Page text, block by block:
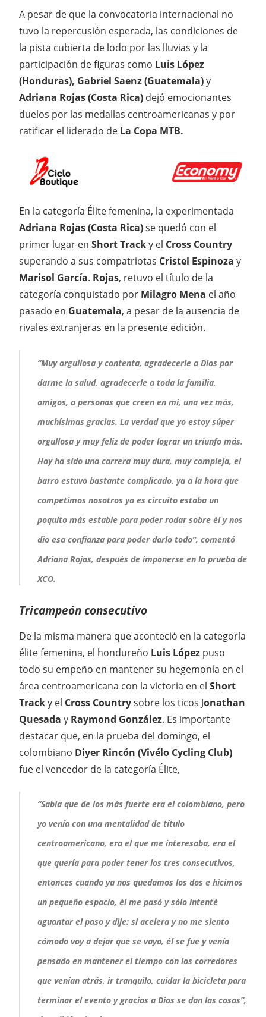
A pesar de que la convocatoria internacional no
tuvo la repercusión esperada, las condiciones de
la pista cubierta de lodo por las lluvias y la
participación de figuras como Luis López
(Honduras), Gabriel Saenz (Guatemala)y
Adriana Rojas (Costa Rica) dejó emocionantes
duelos por las medallas centroamericanas y por
ratificar el liderado de La Copa MTB.
En la categoría Élite femenina, la experimentada
Adriana Rojas (Costa Rica)se quedó con el
primer lugar en Short Tracky el Cross Country
superando a sus compatriotas Cristel Espinoza y
Marisol García. Rojas, retuvo el título de la
categoría conquistado por Milagro Mena el año
pasado en Guatemala, a pesar de la ausencia de
rivales extranjeras en la presente edición.
“Muy orgullosa y contenta, agradecerle a Dios por
darme la salud, agradecerle a toda la familia,
amigos, a personas que creen en mí, una vez más,
muchísimas gracias. La verdad que yo estoy súper
orgullosa y muy feliz de poder lograr un triunfo más.
Hoy ha sido una carrera muy dura, muy compleja, el
barro estuvo bastante complicado, ya a la hora que
competimos nosotros ya es circuito estaba un
poquito más estable para poder rodar sobre él y nos
dio esa confianza para poder darlo todo”, comentó
Adriana Rojas, después de imponerse en la prueba de
XCO.
Tricampeón consecutivo
De la misma manera que aconteció en la categoría
élite femenina, el hondureño Luis López puso
todo su empeño en mantener su hegemonía en el
área centroamericana con la victoria en el Short
Tracky el Cross Countrysobre los ticos Jonathan
Quesada y Raymond González. Es importante
destacar que, en la prueba del domingo, el
colombiano Diyer Rincón (Vivélo Cycling Club)
fue el vencedor de la categoría Élite,
“Sabía que de los más fuerte era el colombiano, pero
yo venía con una mentalidad de título
centroamericano, era el que me interesaba, era el
que quería para poder tener los tres consecutivos,
entonces cuando ya nos quedamos los dos e hicimos
un pequeño espacio, él me pasó y sólo intenté
aguantar el paso y dije: si acelera y no me siento
cómodo voy a dejar que se vaya, él se fue y venía
pensado en mantener el tiempo con los corredores
que venían atrás, ir tranquilo, cuidar la bicicleta para
terminar el evento y gracias a Dios se dan las cosas”,